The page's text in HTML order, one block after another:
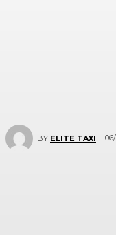
BY ELITE TAXI